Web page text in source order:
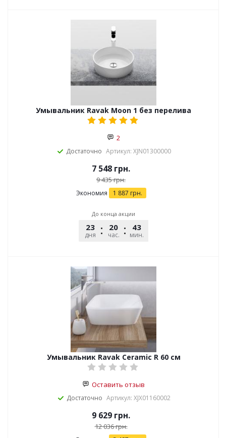
Умывальник Ravak Moon 1 без перелива
2
Достаточно Артикул: XJN01300000
7 548 грн.
9 435грн.
Экономия 1 887 грн.
До конца акции
23
дня
20
час.
43
мин.
Умывальник Ravak Ceramic R 60 см
Оставить отзыв
Достаточно Артикул: XJX01160002
9 629 грн.
12 036грн.